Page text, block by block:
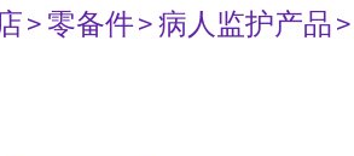
> 零备件> 病人监护产品